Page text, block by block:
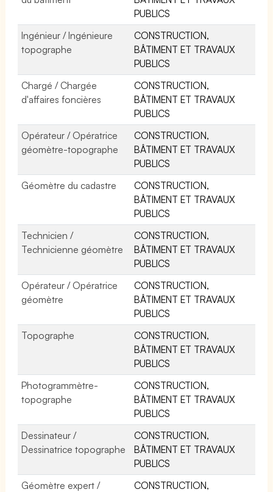
PUBLICS
Ingénieur / Ingénieure
topographe
CONSTRUCTION,
BÂTIMENT ET TRAVAUX
PUBLICS
Chargé / Chargée
d'affaires foncières
CONSTRUCTION,
BÂTIMENT ET TRAVAUX
PUBLICS
Opérateur / Opératrice
géomètre-topographe
CONSTRUCTION,
BÂTIMENT ET TRAVAUX
PUBLICS
Géomètre du cadastre
CONSTRUCTION,
BÂTIMENT ET TRAVAUX
PUBLICS
Technicien /
Technicienne géomètre
CONSTRUCTION,
BÂTIMENT ET TRAVAUX
PUBLICS
Opérateur / Opératrice
géomètre
CONSTRUCTION,
BÂTIMENT ET TRAVAUX
PUBLICS
Topographe
CONSTRUCTION,
BÂTIMENT ET TRAVAUX
PUBLICS
Photogrammètre-
topographe
CONSTRUCTION,
BÂTIMENT ET TRAVAUX
PUBLICS
Dessinateur /
Dessinatrice topographe
CONSTRUCTION,
BÂTIMENT ET TRAVAUX
PUBLICS
Géomètre expert /
CONSTRUCTION,